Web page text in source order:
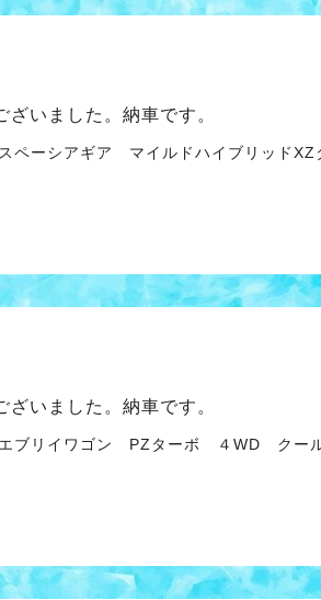
ざいました。納車です。
ペーシアギア マイルドハイブリッドXZ
ざいました。納車です。
ブリイワゴン PZターボ ４WD クール